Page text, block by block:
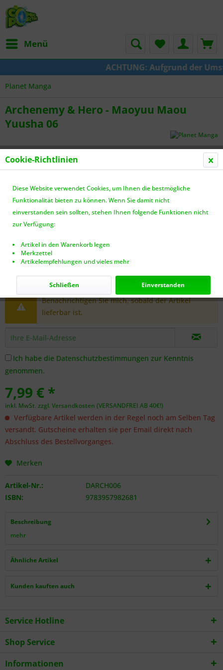
Menü
ACHTUNG: Aufgrund der
Planet Manga
Archenemy & Hero - Maoyuu Maou
Yuusha 06
Dieser Artikel steht derzeit nicht zur Verfügung!
Benachrichtigen Sie mich, sobald der Artikel
lieferbar ist.
Ich habe die Datenschutzbestimmungen zur Kenntnis
genommen.
7,99 € *
inkl. MwSt. zzgl. Versandkosten (VERSANDFREI AB 40€!)
Verfügbare Artikel werden in der Regel noch am Selben Tag
versandt. Gutscheine erhalten sie per Email direkt nach
Abschluss des Bestellvorganges.
Merken
Artikel-Nr.:
DARCH006
ISBN:
9783957982681
Beschreibung
mehr
Ähnliche Artikel
Kunden kauften auch
Service Hotline
Shop Service
Informationen
Cookie-Richtlinien
Diese Website verwendet Cookies, um Ihnen die bestmögliche
Funktionalität bieten zu können. Wenn Sie damit nicht
einverstanden sein sollten, stehen Ihnen folgende Funktionen nicht
zur Verfügung:
Artikel in den Warenkorb legen
Merkzettel
Artikelempfehlungen und vieles mehr
Einverstanden
Schließen